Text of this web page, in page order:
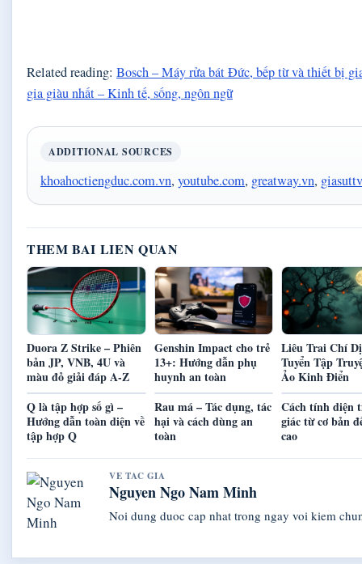
Related reading: Bosch – Máy rửa bát Đức, bếp từ và thiết bị
gia giàu nhất – Kinh tế, sống, ngôn ngữ
ADDITIONAL SOURCES
khoahoctiengduc.com.vn, youtube.com, greatway.vn,
THEM BAI LIEN QUAN
Duora Z Strike – Phiên
bản JP, VNB, 4U và
màu đỏ giải đáp A-Z
Genshin Impact cho trẻ
13+: Hướng dẫn phụ
huynh an toàn
Liêu Trai Chí
Tuyển Tập
Ảo Kinh Điển
Q là tập hợp số gì –
Hướng dẫn toàn diện về
tập hợp Q
Rau má – Tác dụng, tác
hại và cách dùng an
toàn
Cách tính diện
giác từ cơ bản
cao
VE TAC GIA
Nguyen Ngo Nam Minh
Noi dung duoc cap nhat trong ngay voi kiem